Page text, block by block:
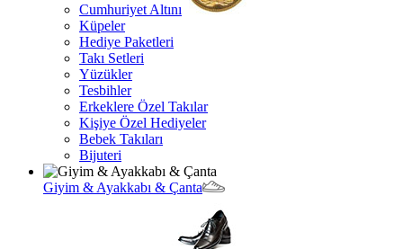
Cumhuriyet Altını
Küpeler
Hediye Paketleri
Takı Setleri
Yüzükler
Tesbihler
Erkeklere Özel Takılar
Kişiye Özel Hediyeler
Bebek Takıları
Bijuteri
Giyim & Ayakkabı & Çanta